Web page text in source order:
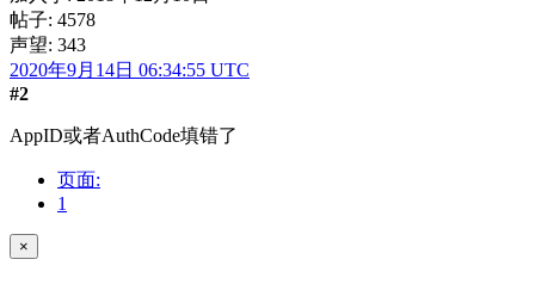
帖子: 4578
声望: 343
2020年9月14日 06:34:55 UTC
#2
AppID或者AuthCode填错了
页面:
1
×